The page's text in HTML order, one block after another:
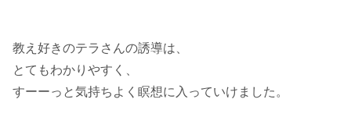
教え好きのテラさんの誘導は、
とてもわかりやすく、
すーーっと気持ちよく瞑想に入っていけました。